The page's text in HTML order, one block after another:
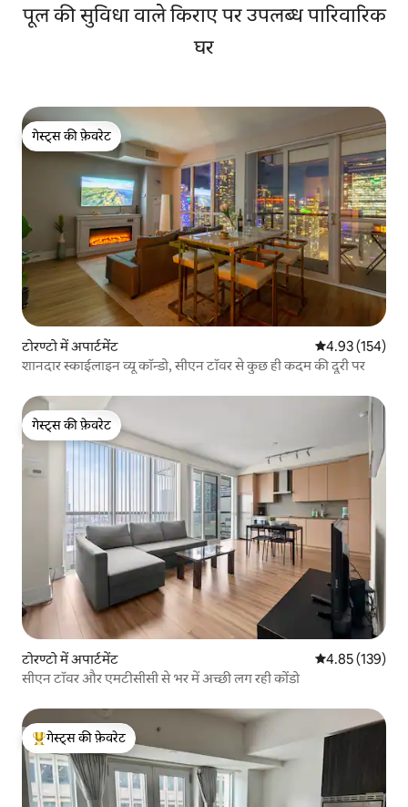
पूल की सुविधा वाले किराए पर उपलब्ध पारिवारिक
घर
गेस्ट्स की फ़ेवरेट
गेस्ट्स की फ़ेवरेट
टोरण्टो में अपार्टमेंट औसत रेटिंग 5 में से
4.93 (154)
शानदार स्काईलाइन व्यू कॉन्डो, सीएन टॉवर से कुछ ही कदम की दूरी पर
गेस्ट्स की फ़ेवरेट
गेस्ट्स की फ़ेवरेट
टोरण्टो में अपार्टमेंट औसत रेटिंग 5 में से
4.85 (139)
सीएन टॉवर और एमटीसीसी से भर में अच्छी लग रही कोंडो
गेस्ट्स का टॉप फ़ेवरेट
गेस्ट्स की फ़ेवरेट